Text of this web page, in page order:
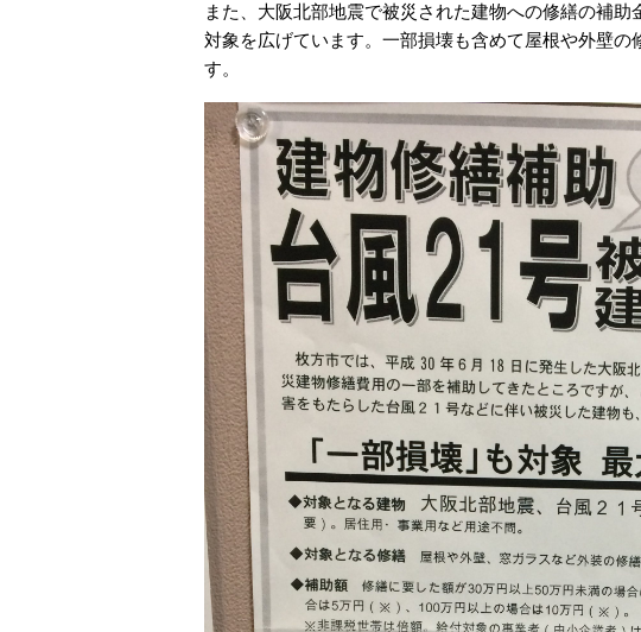
また、大阪北部地震で被災された建物への修繕の補
対象を広げています。一部損壊も含めて屋根や外壁の
す。